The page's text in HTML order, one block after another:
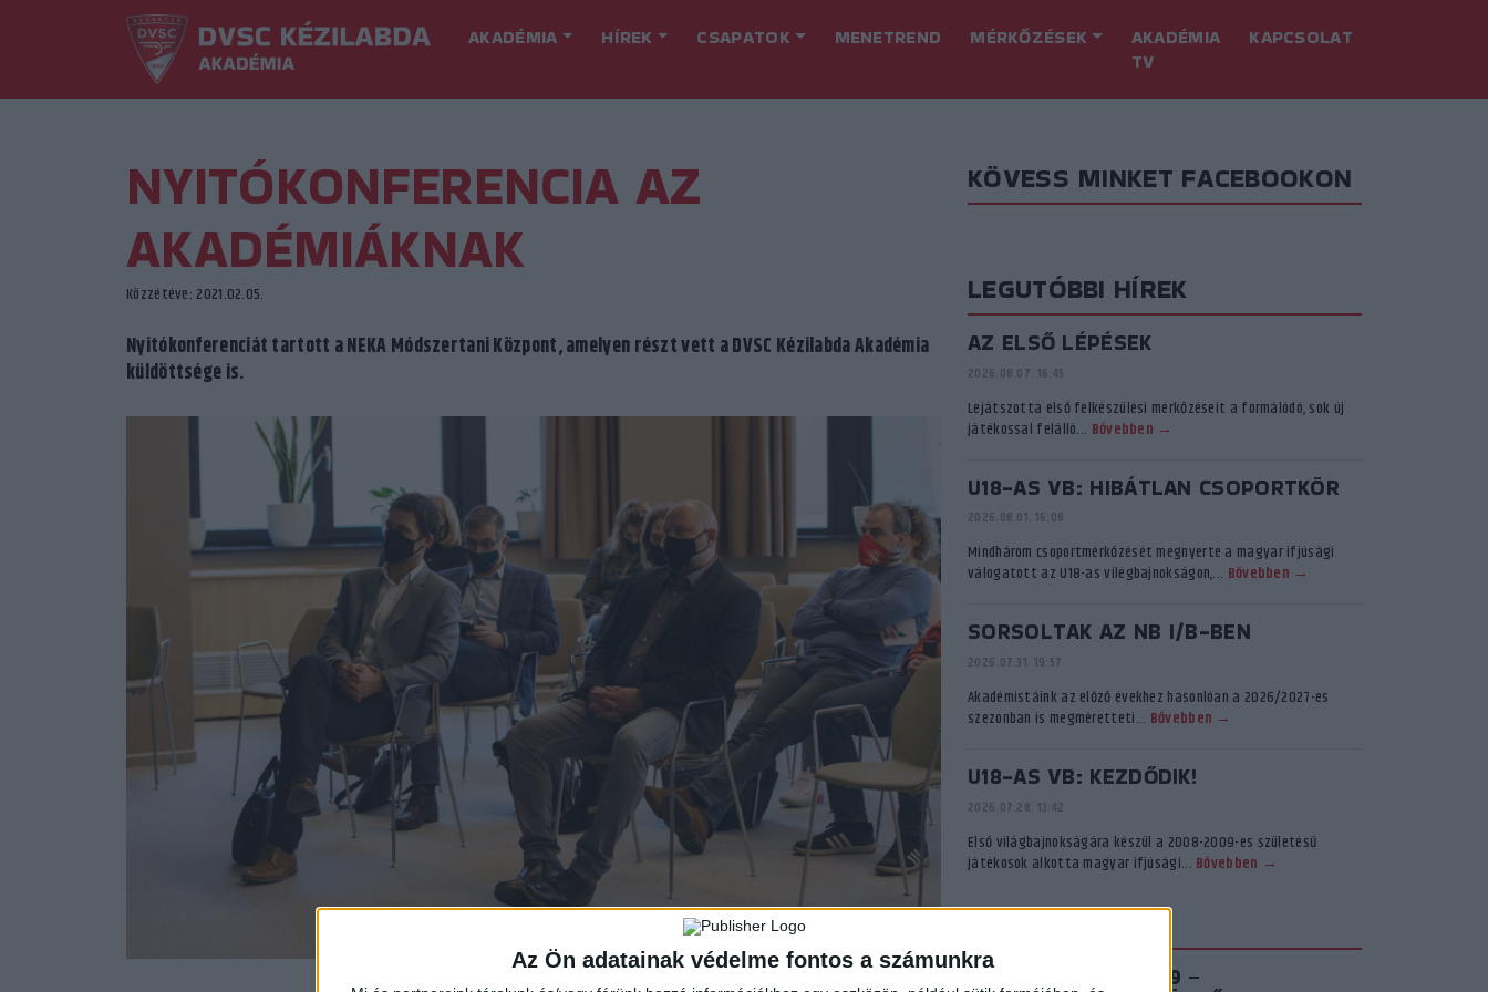
Az Ön adatainak védelme fontos a számunkra
AKADÉMIA HÍREK CSAPATOK MENETREND MÉRKŐZÉSEK
AKADÉMIA
TV
KAPCSOLAT
NYITÓKONFERENCIA AZ
AKADÉMIÁKNAK
Közzétéve: 2021.02.05.
Nyitókonferenciát tartott a NEKA Módszertani Központ, amelyen részt vett a DVSC Kézilabda Akadémia
küldöttsége is.
Fotó: NEKA/Tompos Gábor
KÖVESS MINKET FACEBOOKON
LEGUTÓBBI HÍREK
AZ ELSŐ LÉPÉSEK
2026.08.07. 16:45
Lejátszotta első felkészülési mérkőzéseit a formálódó, sok új
játékossal felálló... Bővebben →
U18-AS VB: HIBÁTLAN CSOPORTKÖR
2026.08.01. 16:08
Mindhárom csoportmérkőzését megnyerte a magyar ifjúsági
válogatott az U18-as vilégbajnokságon,... Bővebben →
SORSOLTAK AZ NB I/B-BEN
2026.07.31. 19:57
Akadémistáink az előző évekhez hasonlóan a 2026/2027-es
szezonban is megméretteti... Bővebben →
U18-AS VB: KEZDŐDIK!
2026.07.28. 13:42
Első világbajnokságára készül a 2008-2009-es születésű
játékosok alkotta magyar ifjúsági... Bővebben →
AKADÉMIA TV
PIROSFEHÉR S03E09 –